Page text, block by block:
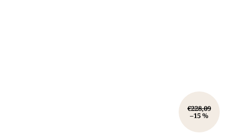
€228,09
–15 %